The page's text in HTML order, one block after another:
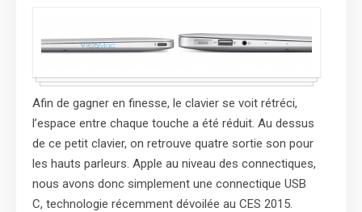
Afin de gagner en finesse, le clavier se voit rétréci,
l’espace entre chaque touche a été réduit. Au dessus
de ce petit clavier, on retrouve quatre sortie son pour
les hauts parleurs. Apple au niveau des connectiques,
nous avons donc simplement une connectique USB
C, technologie récemment dévoilée au CES 2015.